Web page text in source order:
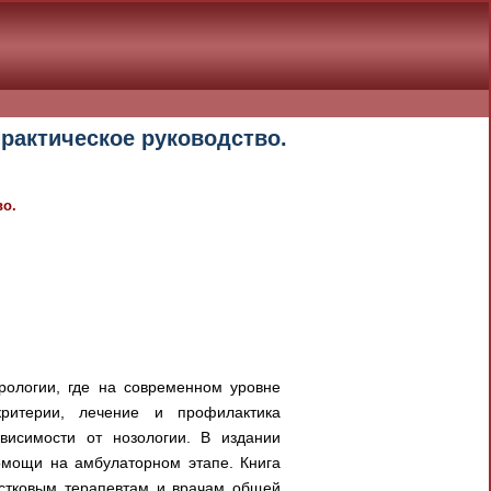
руководство.
где на современном уровне
лечение и профилактика
от нозологии. В издании
на амбулаторном этапе. Книга